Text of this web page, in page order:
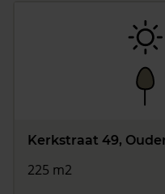
Kerkstraat 49,
225 m2